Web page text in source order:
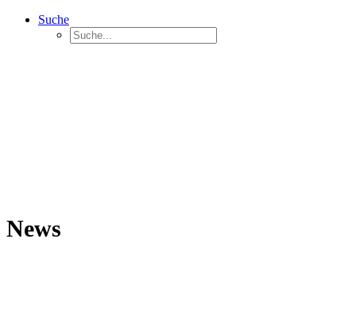
Suche
News